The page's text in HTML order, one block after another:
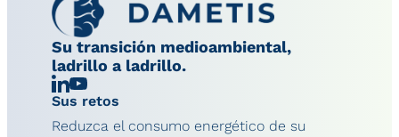
Su transición medioambiental,
ladrillo a ladrillo.
Linkedin
Chaîne
YouTube
Sus retos
Reduzca el consumo energético de su